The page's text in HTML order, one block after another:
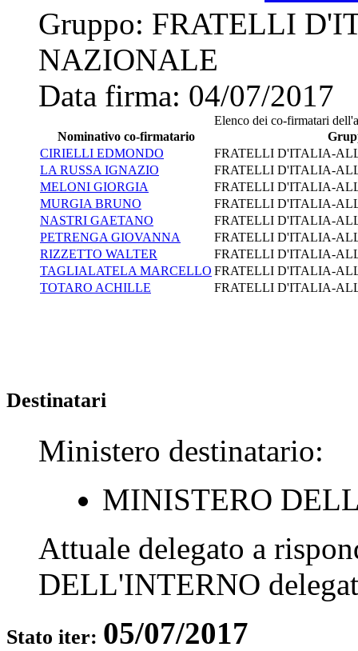
Gruppo: FRATELLI
NAZIONALE
Data firma: 04/07/2017
Elenco dei co-firmatari
Nominativo co-firmatario
CIRIELLI EDMONDO
FRATELLI D'ITALIA-
LA RUSSA IGNAZIO
FRATELLI D'ITALIA-
MELONI GIORGIA
FRATELLI D'ITALIA-
MURGIA BRUNO
FRATELLI D'ITALIA-
NASTRI GAETANO
FRATELLI D'ITALIA-
PETRENGA GIOVANNA
FRATELLI D'ITALIA-
RIZZETTO WALTER
FRATELLI D'ITALIA-
TAGLIALATELA MARCELLO FRATELLI D'ITALIA-
TOTARO ACHILLE
FRATELLI D'ITALIA-
Destinatari
Ministero destinatario:
MINISTERO
Attuale delegato a
DELL'INTERNO
Stato iter: 05/07/2017